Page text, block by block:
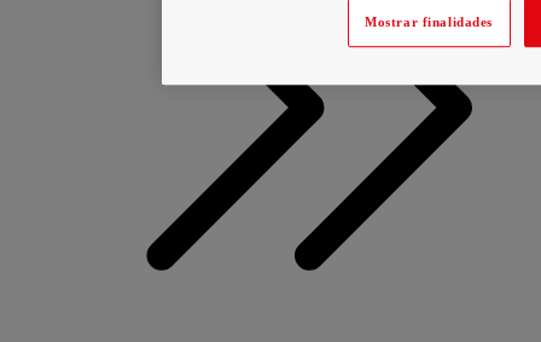
Mostrar finalidades